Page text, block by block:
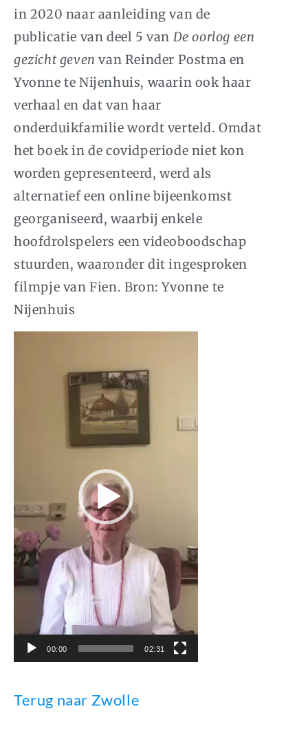
in 2020 naar aanleiding van de
publicatie van deel 5 van De oorlog een
gezicht gevenvan Reinder Postma en
Yvonne te Nijenhuis, waarin ook haar
verhaal en dat van haar
onderduikfamilie wordt verteld. Omdat
het boek in de covidperiode niet kon
worden gepresenteerd, werd als
alternatief een online bijeenkomst
georganiseerd, waarbij enkele
hoofdrolspelers een videoboodschap
stuurden, waaronder dit ingesproken
filmpje van Fien. Bron: Yvonne te
Nijenhuis
00:00 02:31
Terug naar Zwolle